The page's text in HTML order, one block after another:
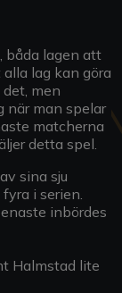
båda lagen att
lag kan göra
men
när man spelar
matcherna
detta spel.
sina sju
i serien.
inbördes
Halmstad lite